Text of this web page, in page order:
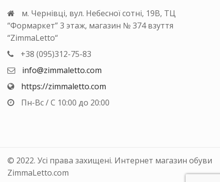
м. Чернівці, вул. Небесної сотні, 19В, ТЦ
“Формаркет” 3 этаж, магазин № 374 взуття
“ZimmaLetto“
+38 (095)312-75-83
info@zimmaletto.com
https://zimmaletto.com
Пн-Вс / С 10:00 до 20:00
© 2022. Усі права захищені. Интернет магазин обуви
ZimmaLetto.com